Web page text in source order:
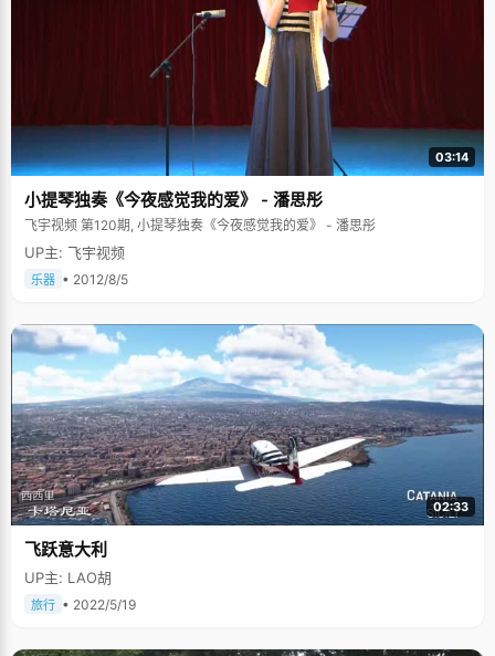
03:14
小提琴独奏《今夜感觉我的爱》 - 潘思彤
飞宇视频 第120期, 小提琴独奏《今夜感觉我的爱》 - 潘思彤
UP主: 飞宇视频
乐器 • 2012/8/5
02:33
飞跃意大利
UP主: LAO胡
旅行 • 2022/5/19